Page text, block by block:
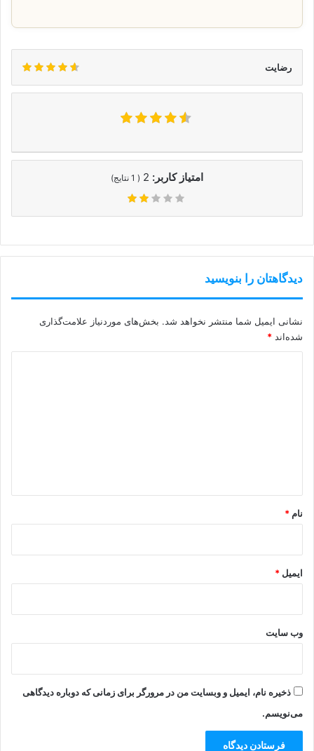
رضایت
امتیاز کاربر: 2
(
1 نتایج)
دیدگاهتان را بنویسید
نشانی ایمیل شما منتشر نخواهد شد. بخش‌های موردنیاز علامت‌گذاری
شده‌اند *
نام *
ایمیل *
وب‌ سایت
ذخیره نام، ایمیل و وبسایت من در مرورگر برای زمانی که دوباره دیدگاهی
می‌نویسم.